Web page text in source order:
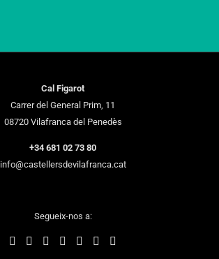
Cal Figarot
Carrer del General Prim, 11
08720 Vilafranca del Penedès
+34 681 02 73 80
info@castellersdevilafranca.cat
Segueix-nos a: